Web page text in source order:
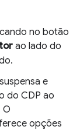
no botão
ao lado do
e
do CDP ao
O
opções